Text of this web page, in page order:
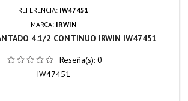
REFERENCIA: IW47451
MARCA: IRWIN
4.1/2 CONTINUO IRWIN IW47451
Reseña(s): 0
IW47451